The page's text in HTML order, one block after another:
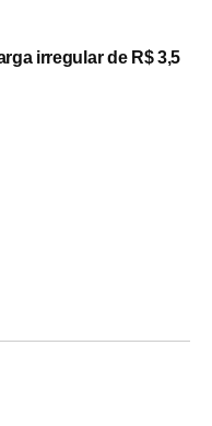
irregular de R$ 3,5